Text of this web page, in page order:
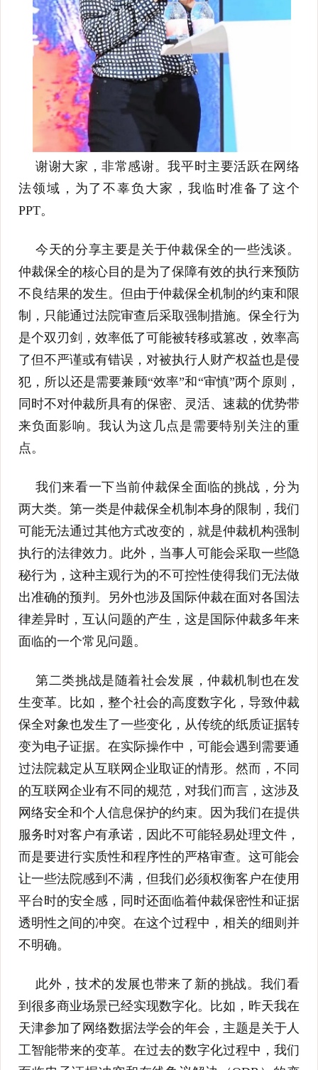
谢谢大家，非常感谢。我平时主要活跃在网络
法领域，为了不辜负大家，我临时准备了这个
PPT。
今天的分享主要是关于仲裁保全的一些浅谈。
仲裁保全的核心目的是为了保障有效的执行来预防
不良结果的发生。但由于仲裁保全机制的约束和限
制，只能通过法院审查后采取强制措施。保全行为
是个双刃剑，效率低了可能被转移或篡改，效率高
了但不严谨或有错误，对被执行人财产权益也是侵
犯，所以还是需要兼顾“效率”和“审慎”两个原则，
同时不对仲裁所具有的保密、灵活、速裁的优势带
来负面影响。我认为这几点是需要特别关注的重
点。
我们来看一下当前仲裁保全面临的挑战，分为
两大类。第一类是仲裁保全机制本身的限制，我们
可能无法通过其他方式改变的，就是仲裁机构强制
执行的法律效力。此外，当事人可能会采取一些隐
秘行为，这种主观行为的不可控性使得我们无法做
出准确的预判。另外也涉及国际仲裁在面对各国法
律差异时，互认问题的产生，这是国际仲裁多年来
面临的一个常见问题。
第二类挑战是随着社会发展，仲裁机制也在发
生变革。比如，整个社会的高度数字化，导致仲裁
保全对象也发生了一些变化，从传统的纸质证据转
变为电子证据。在实际操作中，可能会遇到需要通
过法院裁定从互联网企业取证的情形。然而，不同
的互联网企业有不同的规范，对我们而言，这涉及
网络安全和个人信息保护的约束。因为我们在提供
服务时对客户有承诺，因此不可能轻易处理文件，
而是要进行实质性和程序性的严格审查。这可能会
让一些法院感到不满，但我们必须权衡客户在使用
平台时的安全感，同时还面临着仲裁保密性和证据
透明性之间的冲突。在这个过程中，相关的细则并
不明确。
此外，技术的发展也带来了新的挑战。我们看
到很多商业场景已经实现数字化。比如，昨天我在
天津参加了网络数据法学会的年会，主题是关于人
工智能带来的变革。在过去的数字化过程中，我们